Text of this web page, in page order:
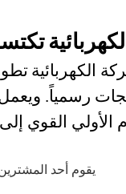
الكهربائية
رسمياً.
يقوم أحد